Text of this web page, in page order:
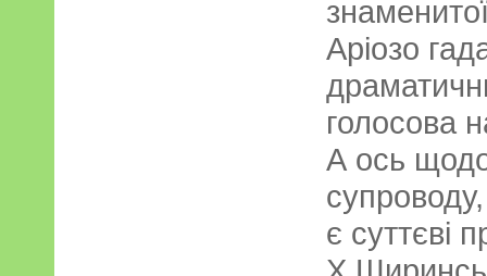
Аріозо
голосова
А ось
є суттєві